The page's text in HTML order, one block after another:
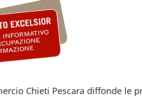
Chieti Pescara diffonde le